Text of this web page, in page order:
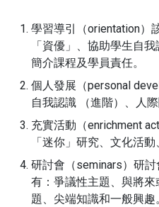
學習導引（orientation）
「資優」、協助學生自
簡介課程及學員責任。
個人發展（personal
自我認識 （進階）、人
充實活動（enrichment
「迷你」研究、文化活
研討會（seminars）研
有：爭議性主題、與將
題、尖端知識和一般興趣